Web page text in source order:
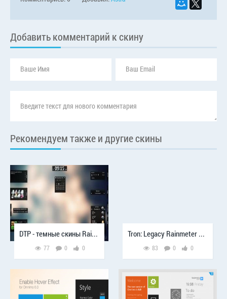
Добавить комментарий к скину
Рекомендуем также и другие скины
DTP - темные скины Rainmeter
77 0 0
Tron: Legacy Rainmeter Remix
83 0 0